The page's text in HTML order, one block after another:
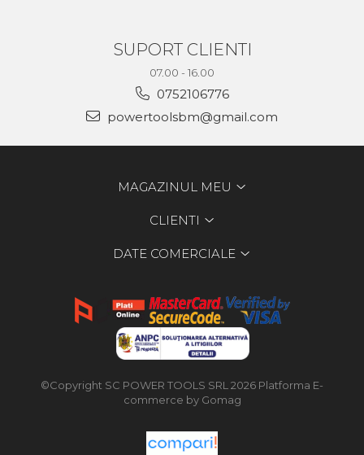
SUPORT CLIENTI
07.00 - 16.00
0752106776
powertoolsbm@gmail.com
MAGAZINUL MEU
CLIENTI
DATE COMERCIALE
©Copyright SC POWER TOOLS SRL 2026 Platforma E-
commerce by Gomag